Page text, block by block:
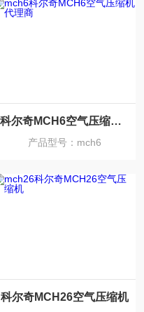
科尔奇MCH6空气压缩机代理商
产品型号：mch6
科尔奇MCH26空气压缩机